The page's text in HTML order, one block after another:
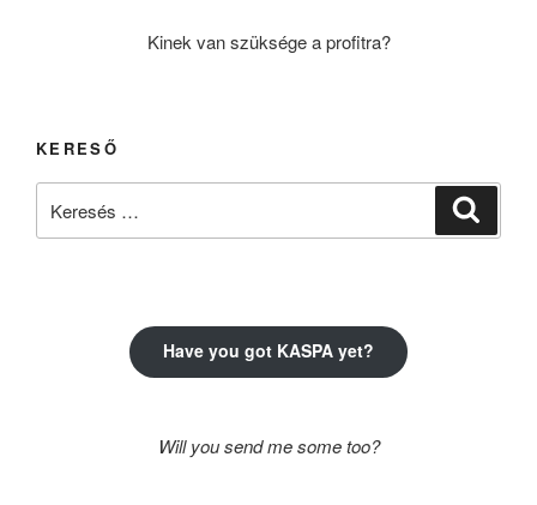
Kinek van szüksége a profitra?
KERESŐ
Have you got KASPA yet?
Will you send me some too?